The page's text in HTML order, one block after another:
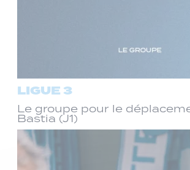
LIGUE 3
Le groupe pour le
Bastia (J1)